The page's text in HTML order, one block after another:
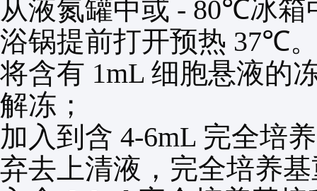
从液氮罐中或 - 80℃冰箱
浴锅提前打开预热 37℃
将含有 1mL 细胞悬液的
解冻；
加入到含 4-6mL 完全培
弃去上清液，完全培养